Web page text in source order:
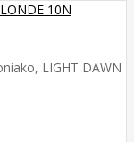
10N
LIGHT DAWN